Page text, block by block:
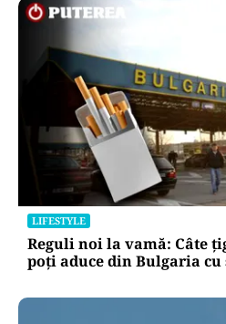
LIFESTYLE
Reguli noi la vamă: Câte
poți aduce din Bulgaria cu